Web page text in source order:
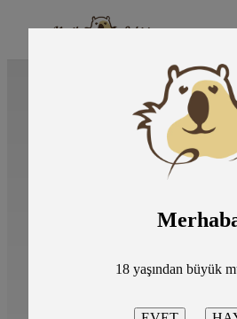
18 yaşından büyük